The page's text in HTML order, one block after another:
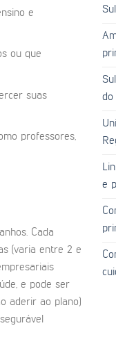
e
ou que
suas
professores,
Cada
(varia entre 2 e
e pode ser
aderir ao plano)
do
e